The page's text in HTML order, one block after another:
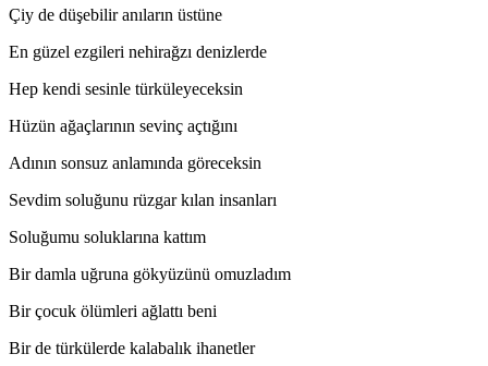
Çiy de düşebilir anıların üstüne
En güzel ezgileri nehirağzı denizlerde
Hep kendi sesinle türküleyeceksin
Hüzün ağaçlarının sevinç açtığını
Adının sonsuz anlamında göreceksin
Sevdim soluğunu rüzgar kılan insanları
Soluğumu soluklarına kattım
Bir damla uğruna gökyüzünü omuzladım
Bir çocuk ölümleri ağlattı beni
Bir de türkülerde kalabalık ihanetler